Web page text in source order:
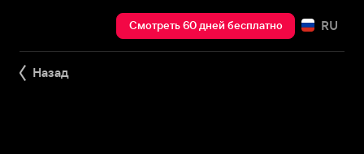
Смотреть 60 дней бесплатно RU
Назад